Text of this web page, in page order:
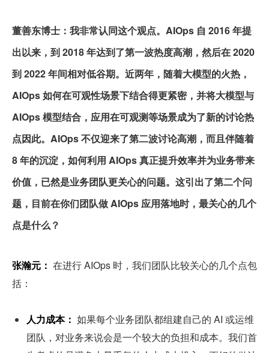
董善东博士：我非常认同这个观点。AIOps 自 2016 年提
出以来，到 2018 年达到了第一波热度高潮，然后在 2020
到 2022 年间相对低谷期。近两年，随着大模型的火热，
AIOps 如何在可观性场景下结合得更紧密，并将大模型与
AIOps 模型结合，应用在可观测等场景成为了新的讨论热
点因此。AIOps 不仅迎来了第二波讨论高潮，而且伴随着
8 年的沉淀，如何利用 AIOps 真正提升效率并为业务带来
价值，已然是业务团队更关心的问题。这引出了第二个问
题，目前在你们团队做 AIOps 应用落地时，最关心的几个
点是什么？
张瀚元： 在进行 AIOps 时，我们团队比较关心的几个点包
括：
人力成本： 如果每个业务团队都组建自己的 AI 或运维
团队，对业务来说会是一个较大的负担和成本。我们首